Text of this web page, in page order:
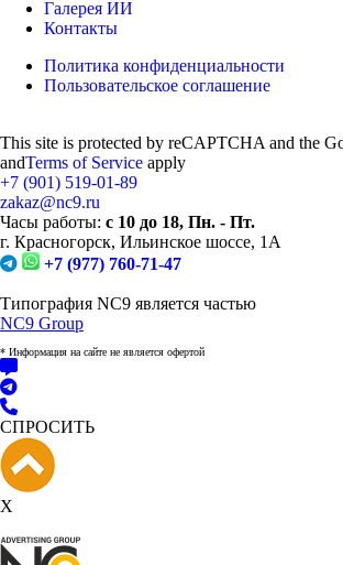
Галерея ИИ
Контакты
Политика конфиденциальности
Пользовательское соглашение
This site is protected by reCAPTCHA and the
andTerms of Service apply
+7 (901) 519-01-89
zakaz@nc9.ru
Часы работы: с 10 до 18, Пн. - Пт.
г. Красногорск, Ильинское шоссе, 1А
+7 (977) 760-71-47
Типография NC9 является частью
NC9 Group
* Информация на сайте не является офертой
СПРОСИТЬ
X